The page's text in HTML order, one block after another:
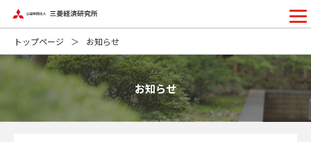
トップページ お知らせ
お知らせ